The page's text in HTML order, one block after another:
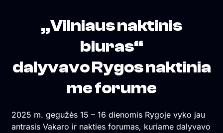
„Vilniaus naktinis
biuras“
dalyvavo Rygos naktinia
me forume
2025 m. gegužės 15 – 16 dienomis Rygoje vyko jau
antrasis Vakaro ir nakties forumas, kuriame dalyvavo